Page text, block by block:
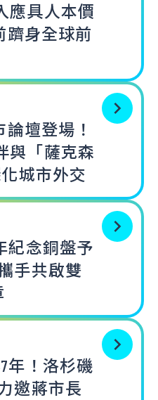
應具人本價
身全球前
論壇登場！
與「薩克森
城市外交
紀念銅盤予
手共啟雙
年！洛杉磯
邀蔣市長